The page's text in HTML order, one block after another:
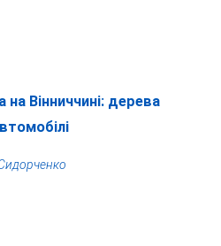
Вінниччині: дерева